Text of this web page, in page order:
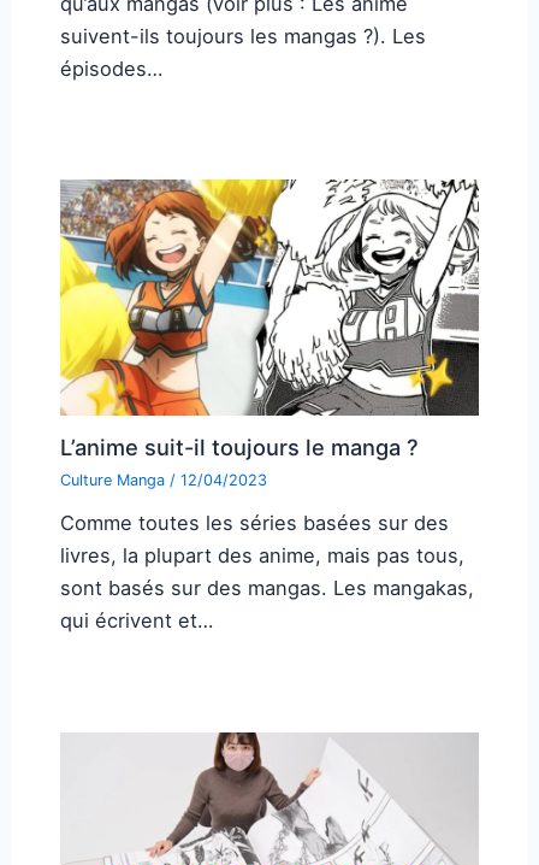
suivent-ils toujours les mangas ?). Les
épisodes…
L’anime suit-il toujours le manga ?
Culture Manga/ 12/04/2023
Comme toutes les séries basées sur des
livres, la plupart des anime, mais pas tous,
sont basés sur des mangas. Les mangakas,
qui écrivent et…